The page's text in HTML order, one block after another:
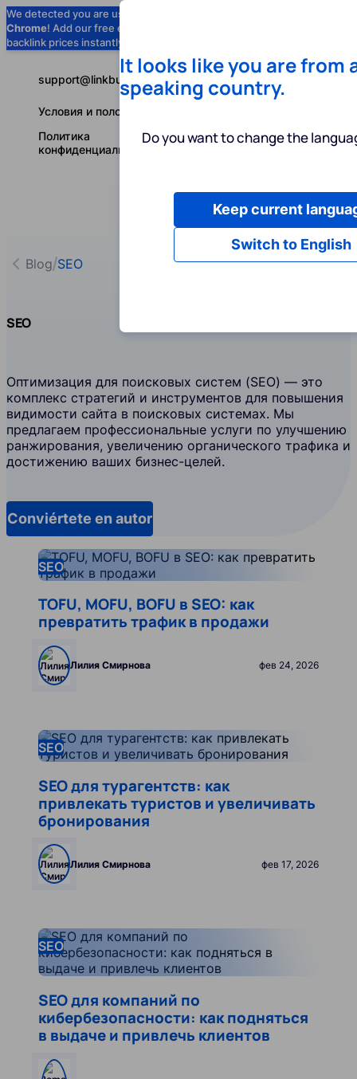
We detected you are using
Chrome! Add our free extension to check
backlink prices instantly as you browse.
Услуги
Русский
support@linkbuilder.com
Условия и положения
Политика
конфиденциальности
Blog SEO
SEO
Оптимизация для поисковых систем (SEO) — это
комплекс стратегий и инструментов для повышения
видимости сайта в поисковых системах. Мы
предлагаем профессиональные услуги по улучшению
ранжирования, увеличению органического трафика и
достижению ваших бизнес-целей.
Conviértete en autor
Leer más
SEO
TOFU, MOFU, BOFU в SEO: как
превратить трафик в продажи
Лилия Смирнова фев 24, 2026
Leer más
SEO
SEO для турагентств: как
привлекать туристов и увеличивать
бронирования
Лилия Смирнова фев 17, 2026
Leer más
SEO
SEO для компаний по
кибербезопасности: как подняться
в выдаче и привлечь клиентов
It looks like you are from
speaking country.
Do you want to change the
Switch to English
Keep current